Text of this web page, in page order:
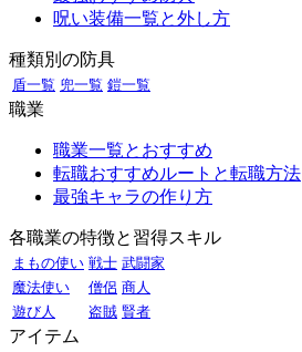
呪い装備一覧と外し方
種類別の防具
盾一覧 兜一覧 鎧一覧
職業
職業一覧とおすすめ
転職おすすめルートと転職方法
最強キャラの作り方
各職業の特徴と習得スキル
まもの使い 戦士 武闘家
魔法使い
僧侶 商人
遊び人
盗賊 賢者
アイテム